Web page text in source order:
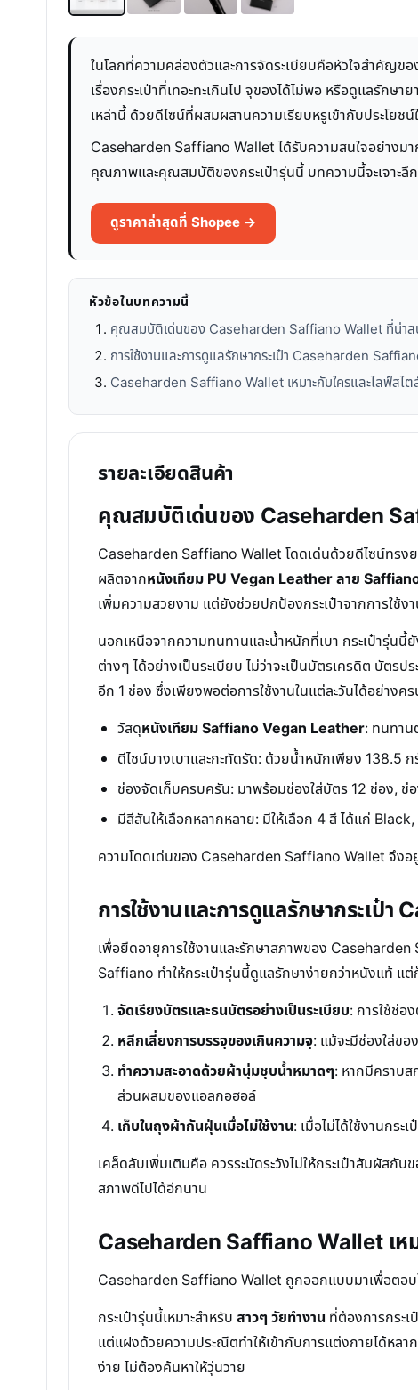
ในโลกที่ความคล่องตัวและการจัดระเบียบคือหัวใจสำคัญขอ
เรื่องกระเป๋าที่เทอะทะเกินไป จุของได้ไม่พอ หรือดูแลรัก
เหล่านี้ ด้วยดีไซน์ที่ผสมผสานความเรียบหรูเข้ากับประโยช
Caseharden Saffiano Wallet ได้รับความสนใจอย่างม
คุณภาพและคุณสมบัติของกระเป๋ารุ่นนี้ บทความนี้จะเจาะลึ
ดูราคาล่าสุดที่ Shopee →
หัวข้อในบทความนี้
คุณสมบัติเด่นของ Caseharden Saffiano Wallet ที่น่าส
การใช้งานและการดูแลรักษากระเป๋า Caseharden
Caseharden Saffiano Wallet เหมาะกับใครและไลฟ์สไ
รายละเอียดสินค้า
คุณสมบัติเด่นของ Caseharden
Caseharden Saffiano Wallet โดดเด่นด้วยดีไซน์ทรงย
ผลิตจากหนังเทียม PU Vegan Leather ลาย
เพิ่มความสวยงาม แต่ยังช่วยปกป้องกระเป๋าจากการใช้ง
นอกเหนือจากความทนทานและน้ำหนักที่เบา กระเป๋ารุ่
ต่างๆ ได้อย่างเป็นระเบียบ ไม่ว่าจะเป็นบัตรเครดิต บัตร
อีก 1 ช่อง ซึ่งเพียงพอต่อการใช้งานในแต่ละวันได้อย่างค
วัสดุหนังเทียม Saffiano Vegan Leather: ทนทาน
ดีไซน์บางเบาและกะทัดรัด: ด้วยน้ำหนักเพียง 138.5
ช่องจัดเก็บครบครัน: มาพร้อมช่องใส่บัตร 12 ช่อง, ช่
มีสีสันให้เลือกหลากหลาย: มีให้เลือก 4 สี ได้แก่
ความโดดเด่นของ Caseharden Saffiano Wallet จึงอ
การใช้งานและการดูแลรักษากระเป๋
เพื่อยืดอายุการใช้งานและรักษาสภาพของ
Saffiano ทำให้กระเป๋ารุ่นนี้ดูแลรักษาง่ายกว่าหนังแท้ แต่
จัดเรียงบัตรและธนบัตรอย่างเป็นระเบียบ: การใช้ช่อ
หลีกเลี่ยงการบรรจุของเกินความจุ: แม้จะมีช่องใส่ขอ
ทำความสะอาดด้วยผ้านุ่มชุบน้ำหมาดๆ: หากมีคราบส
ส่วนผสมของแอลกอฮอล์
เก็บในถุงผ้ากันฝุ่นเมื่อไม่ใช้งาน: เมื่อไม่ได้ใช้งานกร
เคล็ดลับเพิ่มเติมคือ ควรระมัดระวังไม่ให้กระเป๋าสัมผัส
สภาพดีไปได้อีกนาน
Caseharden Saffiano Wallet เห
Caseharden Saffiano Wallet ถูกออกแบบมาเพื่อตอบ
กระเป๋ารุ่นนี้เหมาะสำหรับ สาวๆ วัยทำงาน ที่ต้องการกระ
แต่แฝงด้วยความประณีตทำให้เข้ากับการแต่งกายได้หลา
ง่าย ไม่ต้องค้นหาให้วุ่นวาย